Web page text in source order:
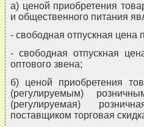
а) ценой приобретения
и общественного питания
- свободная отпускная цена
- свободная отпускная
оптового звена;
б) ценой приобретения
(регулируемым)
(регулируемая)
поставщиком торговая